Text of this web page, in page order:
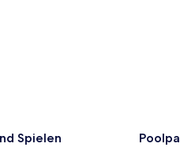
Spielen